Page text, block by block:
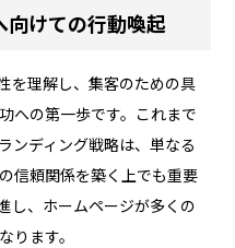
向けての行動喚起
を理解し、集客のための具
への第一歩です。これまで
ンディング戦略は、単なる
信頼関係を築く上でも重要
し、ホームページが多くの
ります。